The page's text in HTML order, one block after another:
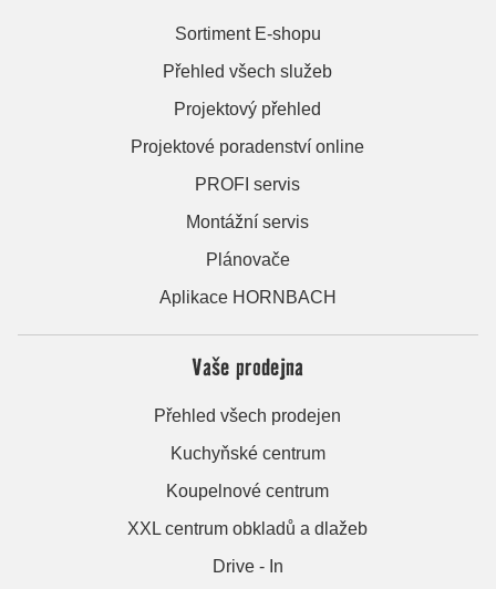
Sortiment E-shopu
Přehled všech služeb
Projektový přehled
Projektové poradenství online
PROFI servis
Montážní servis
Plánovače
Aplikace HORNBACH
Vaše prodejna
Přehled všech prodejen
Kuchyňské centrum
Koupelnové centrum
XXL centrum obkladů a dlažeb
Drive - In